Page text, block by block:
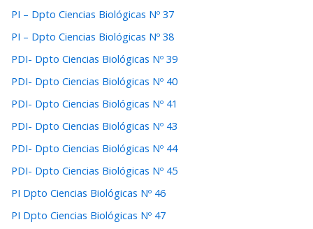
PI – Dpto Ciencias Biológicas Nº 37
PI – Dpto Ciencias Biológicas Nº 38
PDI- Dpto Ciencias Biológicas Nº 39
PDI- Dpto Ciencias Biológicas Nº 40
PDI- Dpto Ciencias Biológicas Nº 41
PDI- Dpto Ciencias Biológicas Nº 43
PDI- Dpto Ciencias Biológicas Nº 44
PDI- Dpto Ciencias Biológicas Nº 45
PI Dpto Ciencias Biológicas Nº 46
PI Dpto Ciencias Biológicas Nº 47